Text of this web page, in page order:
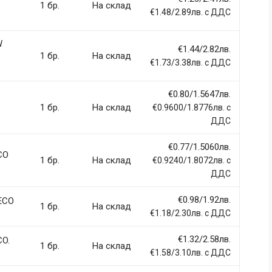
eget tincidunt ex semper sit amet. Nullam neque justo, sodales
et fringilla facilisis. Nam maximus consectetur diam. Nulla
hendrerit eros laoreet suscipit ultrices.
1 бр. На склад
€1.48/2.89лв. с ДДС
1 бр. На склад
€1.44/2.82лв.
€1.73/3.38лв. с ДДС
1 бр. На склад
€0.80/1.5647лв.
€0.9600/1.8776лв. с
ДДС
1 бр. На склад
€0.77/1.5060лв.
€0.9240/1.8072лв. с
ДДС
1 бр. На склад
€0.98/1.92лв.
€1.18/2.30лв. с ДДС
1 бр. На склад
€1.32/2.58лв.
€1.58/3.10лв. с ДДС